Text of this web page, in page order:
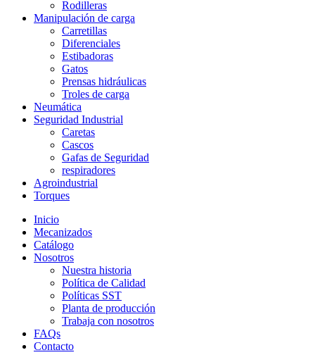
Rodilleras
Manipulación de carga
Carretillas
Diferenciales
Estibadoras
Gatos
Prensas hidráulicas
Troles de carga
Neumática
Seguridad Industrial
Caretas
Cascos
Gafas de Seguridad
respiradores
Agroindustrial
Torques
Inicio
Mecanizados
Catálogo
Nosotros
Nuestra historia
Política de Calidad
Políticas SST
Planta de producción
Trabaja con nosotros
FAQs
Contacto